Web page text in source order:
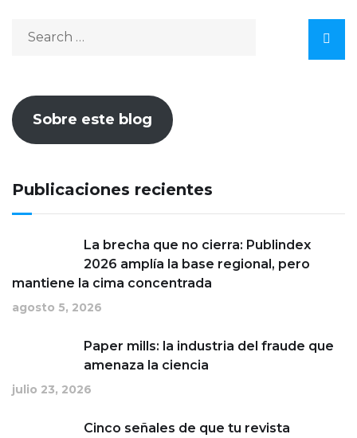
Sobre este blog
Publicaciones recientes
La brecha que no cierra: Publindex
2026 amplía la base regional, pero
mantiene la cima concentrada
agosto 5, 2026
Paper mills: la industria del fraude que
amenaza la ciencia
julio 23, 2026
Cinco señales de que tu revista